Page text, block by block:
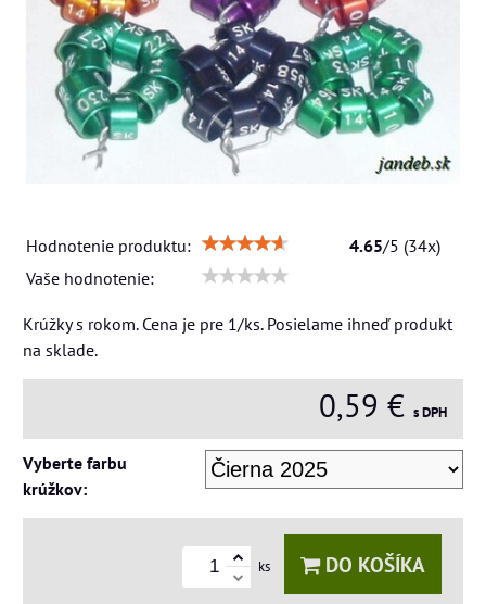
Hodnotenie produktu: 4.65/5 (34x)
Vaše hodnotenie:
Krúžky s rokom. Cena je pre 1/ks. Posielame ihneď produkt
na sklade.
0,59 € s DPH
Vyberte farbu
krúžkov:
ks DO KOŠÍKA